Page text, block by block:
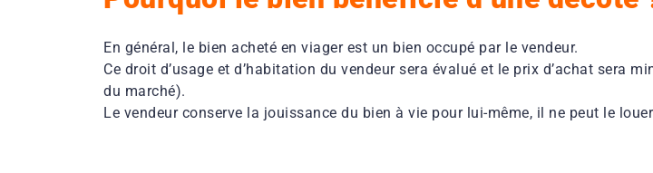
En général, le bien acheté en viager est un bien occupé par le vendeur.
Ce droit d’usage et d’habitation du vendeur sera évalué et le prix d’achat sera
du marché).
Le vendeur conserve la jouissance du bien à vie pour lui-même, il ne peut le